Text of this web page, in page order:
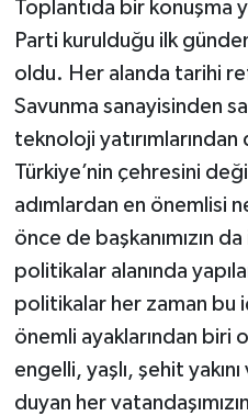
Toplantıda bir konuşma
Parti kurulduğu ilk
oldu. Her alanda tarihi
Savunma sanayisinden
teknoloji
Türkiye’nin çehresini
adımlardan en önemlisi
önce de başkanımızın
politikalar alanında
politikalar her zaman bu
önemli ayaklarından biri
engelli, yaşlı, şehit
duyan her